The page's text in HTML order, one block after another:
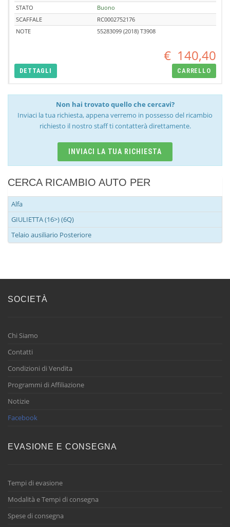
STATO
Buono
SCAFFALE
RC0002752176
NOTE
55283099 (2018) T3908
€ 140,40
DETTAGLI CARRELLO
Non hai trovato quello che cercavi?
Inviaci la tua richiesta, appena verremo in possesso del ricambio
richiesto il nostro staff ti contatterà direttamente.
INVIACI LA TUA RICHIESTA
CERCA RICAMBIO AUTO PER
Alfa
GIULIETTA (16>) (6Q)
Telaio ausiliario Posteriore
SOCIETÀ
Chi Siamo
Contatti
Condizioni di Vendita
Programmi di Affiliazione
Notizie
Facebook
EVASIONE E CONSEGNA
Tempi di evasione
Modalità e Tempi di consegna
Spese di consegna